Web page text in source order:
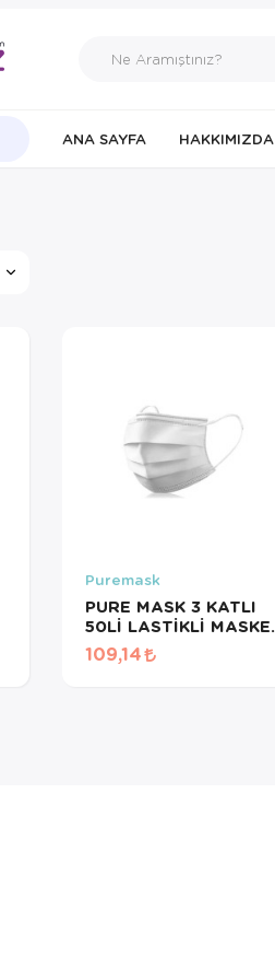
ANA SAYFA HAKKIMIZDA
Puremask
PURE MASK 3 KATLI
50Lİ LASTİKLİ MASKE
BEYAZ
109,14